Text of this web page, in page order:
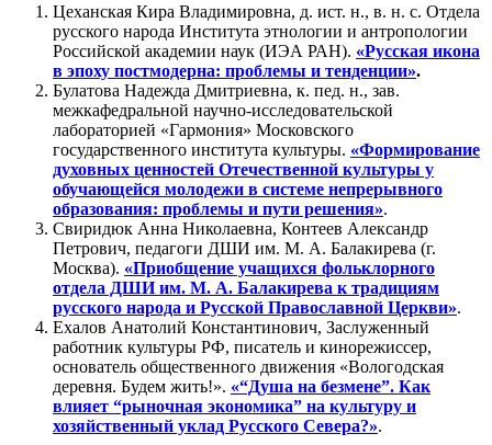
Цеханская Кира Владимировна, д. ист. н., в. н. с. Отдела
русского народа Института этнологии и антропологии
Российской академии наук (ИЭА РАН). «Русская икона
в эпоху постмодерна: проблемы и тенденции».
Булатова Надежда Дмитриевна, к. пед. н., зав.
межкафедральной научно-исследовательской
лабораторией «Гармония» Московского
государственного института культуры. «Формирование
духовных ценностей Отечественной культуры у
обучающейся молодежи в системе непрерывного
образования: проблемы и пути решения».
Свиридюк Анна Николаевна, Контеев Александр
Петрович, педагоги ДШИ им. М. А. Балакирева (г.
Москва). «Приобщение учащихся фольклорного
отдела ДШИ им. М. А. Балакирева к традициям
русского народа и Русской Православной Церкви».
Ехалов Анатолий Константинович, Заслуженный
работник культуры РФ, писатель и кинорежиссер,
основатель общественного движения «Вологодская
деревня. Будем жить!». «“Душа на безмене”. Как
влияет “рыночная экономика” на культуру и
хозяйственный уклад Русского Севера?».